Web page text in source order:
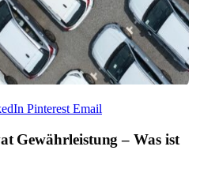
Pinterest Email
Gewährleistung – Was ist